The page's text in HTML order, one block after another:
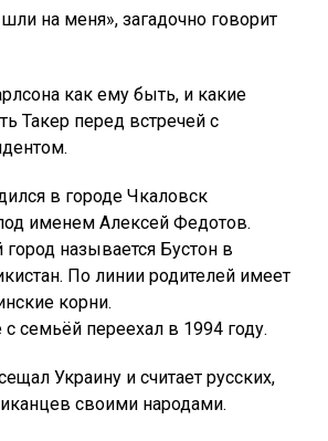
на меня», загадочно говорит
как ему быть, и какие
Такер перед встречей с
в городе Чкаловск
именем Алексей Федотов.
город называется Бустон в
По линии родителей имеет
корни.
семьёй переехал в 1994 году.
Украину и считает русских,
своими народами.